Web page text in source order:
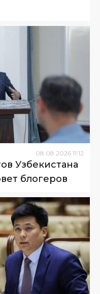
08 08 2026 11:12
Узбекистана
блогеров